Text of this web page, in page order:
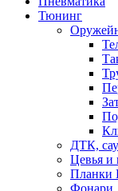
Тюнинг
ДТК,
Цевья и
Планки